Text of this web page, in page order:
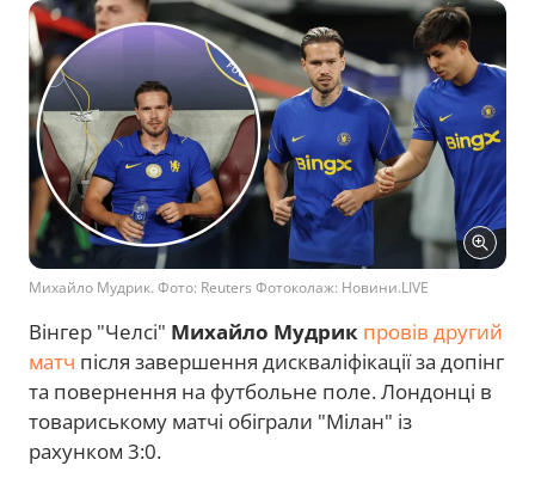
Михайло Мудрик. Фото: Reuters Фотоколаж: Новини.LIVE
Вінгер "Челсі" Михайло Мудрик провів другий
матч після завершення дискваліфікації за допінг
та повернення на футбольне поле. Лондонці в
товариському матчі обіграли "Мілан" із
рахунком 3:0.